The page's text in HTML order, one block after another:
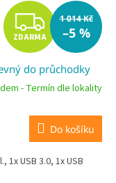
Z
D
A
R
M
A
ZDARMA
1 014 Kč
–5 %
do průchodky
- Termín dle lokality
Do košíku
USB 3.0, 1x USB